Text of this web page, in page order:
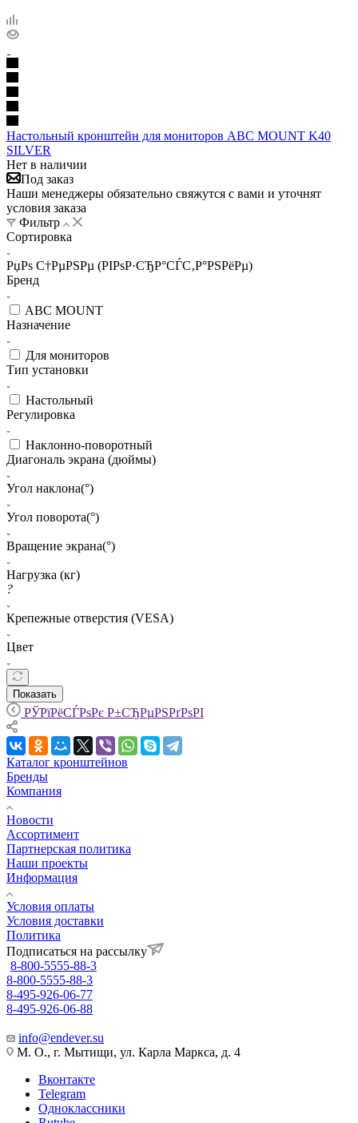
Настольный кронштейн для мониторов ABC MOUNT K40
SILVER
Нет в наличии
Под заказ
Наши менеджеры обязательно свяжутся с вами и уточнят
условия заказа
Фильтр
Сортировка
РџРѕ С†РµРЅРµ (РІРѕР·СЂР°СЃС‚Р°РЅРёРµ)
Бренд
ABC MOUNT
Назначение
Для мониторов
Тип установки
Настольный
Регулировка
Наклонно-поворотный
Диагональ экрана (дюймы)
Угол наклона(°)
Угол поворота(°)
Вращение экрана(°)
Нагрузка (кг)
?
Крепежные отверстия (VESA)
Цвет
Показать
РЎРїРёСЃРѕРє Р±СЂРµРЅРґРѕРІ
Каталог кронштейнов
Бренды
Компания
Новости
Ассортимент
Партнерская политика
Наши проекты
Информация
Условия оплаты
Условия доставки
Политика
Подписаться на рассылку
8-800-5555-88-3
8-800-5555-88-3
8-495-926-06-77
8-495-926-06-88
info@endever.su
М. О., г. Мытищи, ул. Карла Маркса, д. 4
Вконтакте
Telegram
Одноклассники